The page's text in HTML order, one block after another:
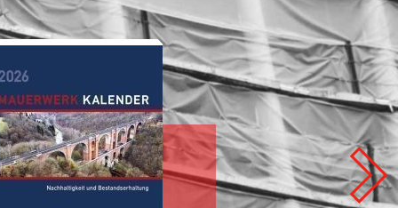
Social Media
Library
Kalender
Zeitschriften
Ansprechpartner:innen
So finden Sie uns
bauingenieur24 – Berufsportal
Ingenieurbaupreis
Studentenförderung